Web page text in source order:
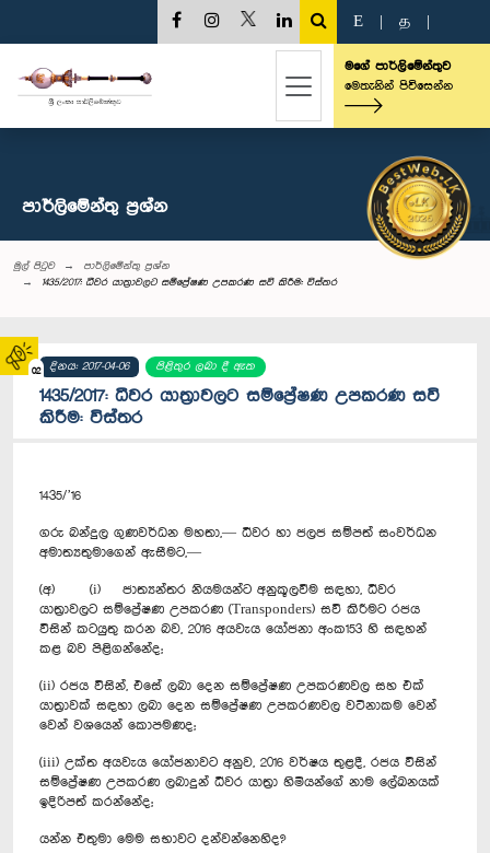
02
E த
මගේ පාර්ලිමේන්තුව
මෙතැනින් පිවිසෙන්න
පාර්ලි‌මේන්තු‌ ප්‍රශ්න
මුල් පිටුව
පාර්ලි‌මේන්තු‌ ප්‍රශ්න
1435/2017: ධීවර යාත්‍රාවලට සම්ප්‍රේෂණ උපකරණ සවි කිරීම: විස්තර
දිනය: 2017-04-06 පිළිතුර ලබා දී ඇත
1435/2017: ධීවර යාත්‍රාවලට සම්ප්‍රේෂණ උපකරණ සවි
කිරීම: විස්තර
1435/’16
ගරු බන්දුල ගුණවර්ධන මහතා,— ධීවර හා ජලජ සම්පත් සංවර්ධන
අමාත්‍යතුමාගෙන් ඇසීමට,—
(අ) (i) ජාත්‍යන්තර නියමයන්ට අනුකූලවීම සඳහා, ධීවර
යාත්‍රාවලට සම්ප්‍රේෂණ උපකරණ (Transponders) සවි කිරීමට රජය
විසින් කටයුතු කරන බව, 2016 අයවැය යෝජනා අංක153 හි සඳහන්
කළ බව පිළිගන්නේද;
(ii) රජය විසින්, එසේ ලබා දෙන සම්ප්‍රේෂණ උපකරණවල සහ එක්
යාත්‍රාවක් සඳහා ලබා දෙන සම්ප්‍රේෂණ උපකරණවල වටිනාකම වෙන්
වෙන් වශයෙන් කොපමණද;
(iii) උක්ත අයවැය යෝජනාවට අනුව, 2016 වර්ෂය තුළදී, රජය විසින්
සම්ප්‍රේෂණ උපකරණ ලබාදුන් ධීවර යාත්‍රා හිමියන්ගේ නාම ලේඛනයක්
ඉදිරිපත් කරන්නේද;
යන්න එතුමා මෙම සභාවට දන්වන්නෙහිද?